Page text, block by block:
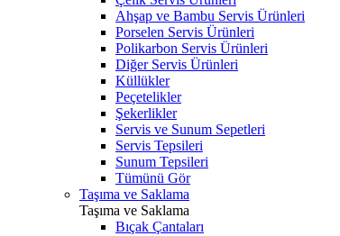
Ahşap ve Bambu Servis Ürünleri
Porselen Servis Ürünleri
Polikarbon Servis Ürünleri
Diğer Servis Ürünleri
Küllükler
Peçetelikler
Şekerlikler
Servis ve Sunum Sepetleri
Servis Tepsileri
Sunum Tepsileri
Tümünü Gör
Taşıma ve Saklama
Taşıma ve Saklama
Bıçak Çantaları